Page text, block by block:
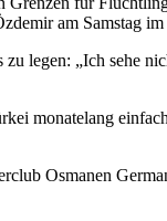
am Samstag
legen: „Ich sehe
monatelang
Osmanen